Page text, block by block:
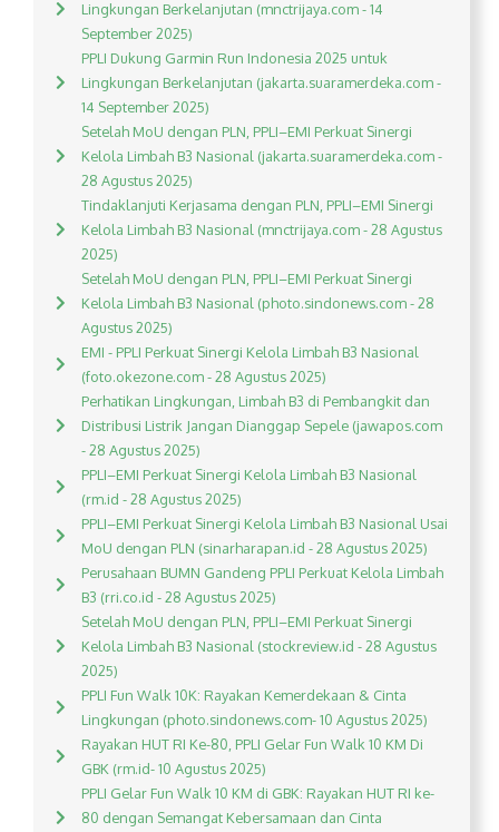
Lingkungan Berkelanjutan (mnctrijaya.com - 14
September 2025)
PPLI Dukung Garmin Run Indonesia 2025 untuk
Lingkungan Berkelanjutan (jakarta.suaramerdeka.com -
14 September 2025)
Setelah MoU dengan PLN, PPLI–EMI Perkuat Sinergi
Kelola Limbah B3 Nasional (jakarta.suaramerdeka.com -
28 Agustus 2025)
Tindaklanjuti Kerjasama dengan PLN, PPLI–EMI Sinergi
Kelola Limbah B3 Nasional (mnctrijaya.com - 28 Agustus
2025)
Setelah MoU dengan PLN, PPLI–EMI Perkuat Sinergi
Kelola Limbah B3 Nasional (photo.sindonews.com - 28
Agustus 2025)
EMI - PPLI Perkuat Sinergi Kelola Limbah B3 Nasional
(foto.okezone.com - 28 Agustus 2025)
Perhatikan Lingkungan, Limbah B3 di Pembangkit dan
Distribusi Listrik Jangan Dianggap Sepele (jawapos.com
- 28 Agustus 2025)
PPLI–EMI Perkuat Sinergi Kelola Limbah B3 Nasional
(rm.id - 28 Agustus 2025)
PPLI–EMI Perkuat Sinergi Kelola Limbah B3 Nasional Usai
MoU dengan PLN (sinarharapan.id - 28 Agustus 2025)
Perusahaan BUMN Gandeng PPLI Perkuat Kelola Limbah
B3 (rri.co.id - 28 Agustus 2025)
Setelah MoU dengan PLN, PPLI–EMI Perkuat Sinergi
Kelola Limbah B3 Nasional (stockreview.id - 28 Agustus
2025)
PPLI Fun Walk 10K: Rayakan Kemerdekaan & Cinta
Lingkungan (photo.sindonews.com- 10 Agustus 2025)
Rayakan HUT RI Ke-80, PPLI Gelar Fun Walk 10 KM Di
GBK (rm.id- 10 Agustus 2025)
PPLI Gelar Fun Walk 10 KM di GBK: Rayakan HUT RI ke-
80 dengan Semangat Kebersamaan dan Cinta